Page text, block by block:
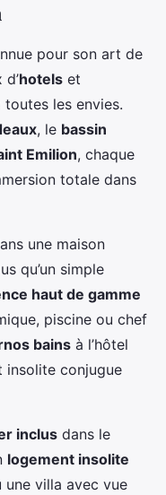
pour son art de
hotels et
les envies.
, le bassin
Emilion, chaque
totale dans
une maison
qu’un simple
haut de gamme
piscine ou chef
bains à l’hôtel
insolite conjugue
inclus dans le
logement insolite
une villa avec vue